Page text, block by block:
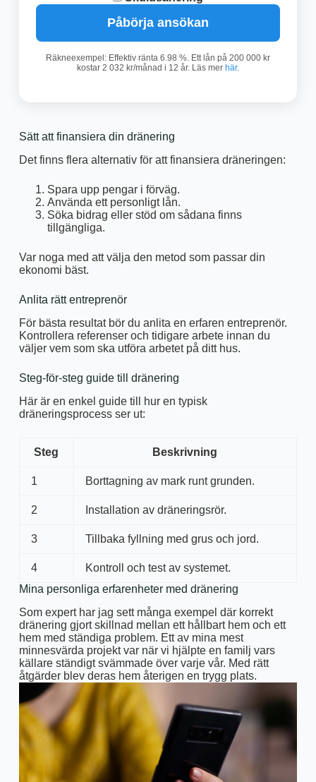
Påbörja ansökan
Räkneexempel: Effektiv ränta 6.98 %. Ett lån på 200 000 kr
kostar 2 032 kr/månad i 12 år. Läs mer här.
Sätt att finansiera din dränering
Det finns flera alternativ för att finansiera dräneringen:
Spara upp pengar i förväg.
Använda ett personligt lån.
Söka bidrag eller stöd om sådana finns
tillgängliga.
Var noga med att välja den metod som passar din
ekonomi bäst.
Anlita rätt entreprenör
För bästa resultat bör du anlita en erfaren entreprenör.
Kontrollera referenser och tidigare arbete innan du
väljer vem som ska utföra arbetet på ditt hus.
Steg-för-steg guide till dränering
Här är en enkel guide till hur en typisk
dräneringsprocess ser ut:
Steg Beskrivning
1 Borttagning av mark runt grunden.
2 Installation av dräneringsrör.
3 Tillbaka fyllning med grus och jord.
4
Kontroll och test av systemet.
Mina personliga erfarenheter med dränering
Som expert har jag sett många exempel där korrekt
dränering gjort skillnad mellan ett hållbart hem och ett
hem med ständiga problem. Ett av mina mest
minnesvärda projekt var när vi hjälpte en familj vars
källare ständigt svämmade över varje vår. Med rätt
åtgärder blev deras hem återigen en trygg plats.